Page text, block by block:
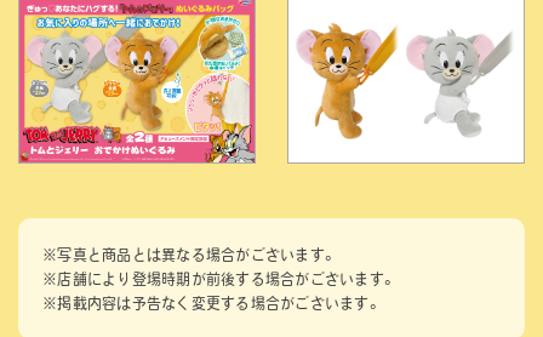
※写真と商品とは異なる場合がございます。
※店舗により登場時期が前後する場合がございます。
※掲載内容は予告なく変更する場合がございます。